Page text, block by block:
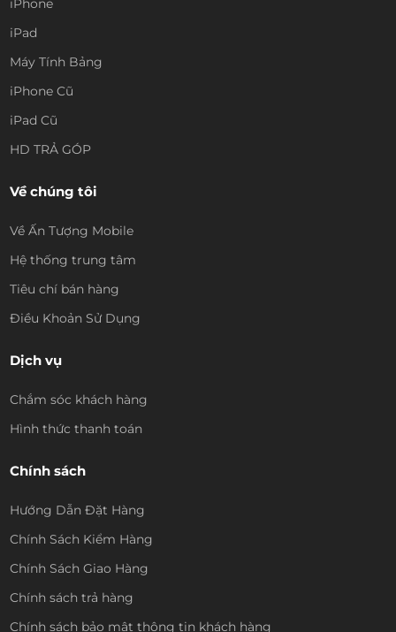
iPhone
iPad
Máy Tính Bảng
iPhone Cũ
iPad Cũ
HD TRẢ GÓP
Về chúng tôi
Về Ấn Tượng Mobile
Hệ thống trung tâm
Tiêu chí bán hàng
Điều Khoản Sử Dụng
Dịch vụ
Chắm sóc khách hàng
Hình thức thanh toán
Chính sách
Hướng Dẫn Đặt Hàng
Chính Sách Kiểm Hàng
Chính Sách Giao Hàng
Chính sách trả hàng
Chính sách bảo mật thông tin khách hàng